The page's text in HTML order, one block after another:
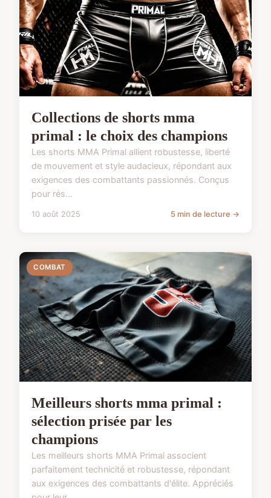
Collections de shorts mma
primal : le choix des champions
Les shorts MMA Primal allient robustesse, liberté
de mouvement et style audacieux, répondant aux
exigences des combattants passionnés. Conçus
pour rés...
10 août 2025 5 min de lecture →
COMBAT
Meilleurs shorts mma primal :
sélection prisée par les
champions
Les meilleurs shorts MMA Primal associent
parfaitement technicité et robustesse, répondant
aux exigences des combattants d'élite. Appréciés